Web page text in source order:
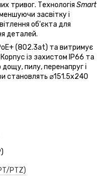
тривог. Технологія Smart
засвітку і
об'єкта для
деталей.
(802.3at) та витримує
із захистом IP66 та
пилу, перенапруг і
становлять ⌀151.5x240
PTZ)